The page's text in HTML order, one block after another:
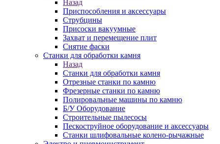
Назад
Приспособления и аксессуары
Струбцины
Присоски вакуумные
Захват и перемещение плит
Снятие фаски
Станки для обработки камня
Назад
Станки для обработки камня
Отрезные станки по камню
Фрезерные станки по камню
Полировальные машины по камню
Б/У Оборудование
Строительные пылесосы
Пескоструйное оборудование и аксессуары
Станки шлифовальные колено-рычажные